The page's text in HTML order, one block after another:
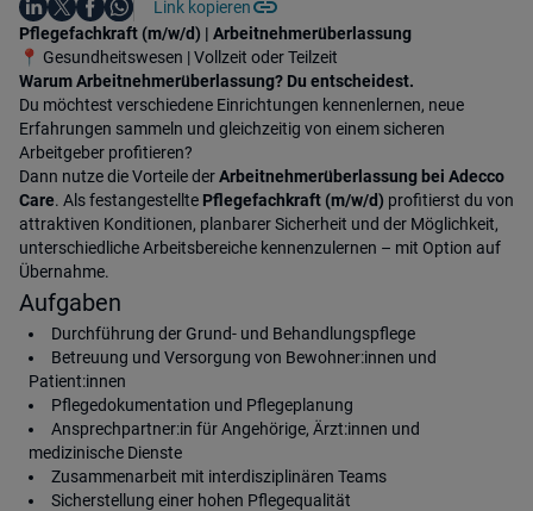
Teile diesen JobAuf WhatsApp teilen
Link kopieren
Einleitung
Pflegefachkraft (m/w/d) | Arbeitnehmerüberlassung
📍 Gesundheitswesen | Vollzeit oder Teilzeit
Warum Arbeitnehmerüberlassung? Du entscheidest.
Du möchtest verschiedene Einrichtungen kennenlernen, neue
Erfahrungen sammeln und gleichzeitig von einem sicheren
Arbeitgeber profitieren?
Dann nutze die Vorteile derArbeitnehmerüberlassung bei Adecco
Care. Als festangestellte Pflegefachkraft (m/w/d) profitierst du von
attraktiven Konditionen, planbarer Sicherheit und der Möglichkeit,
unterschiedliche Arbeitsbereiche kennenzulernen – mit Option auf
Übernahme.
Aufgaben
Durchführung der Grund- und Behandlungspflege
Betreuung und Versorgung von Bewohner:innen und
Patient:innen
Pflegedokumentation und Pflegeplanung
Ansprechpartner:in für Angehörige, Ärzt:innen und
medizinische Dienste
Zusammenarbeit mit interdisziplinären Teams
Sicherstellung einer hohen Pflegequalität